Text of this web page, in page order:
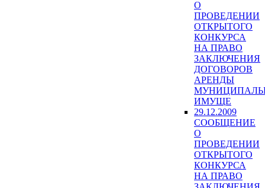
О
ПРОВЕДЕНИИ
ОТКРЫТОГО
КОНКУРСА
НА ПРАВО
ЗАКЛЮЧЕНИЯ
ДОГОВОРОВ
АРЕНДЫ
ИМУЩЕ
29.12.2009
СООБЩЕНИЕ
О
ПРОВЕДЕНИИ
ОТКРЫТОГО
КОНКУРСА
НА ПРАВО